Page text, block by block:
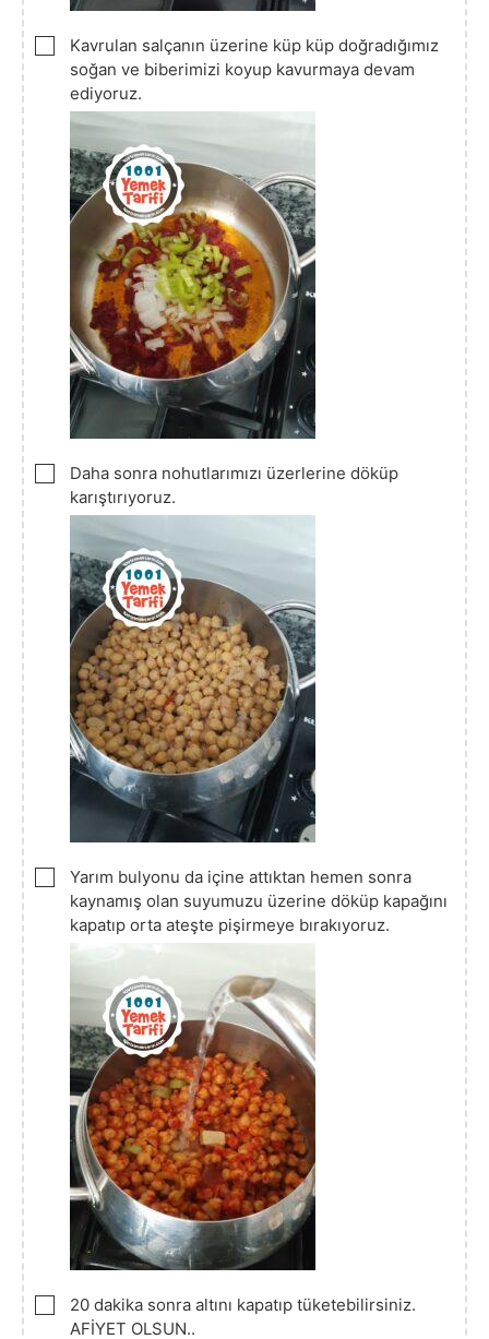
▢
Kavrulan salçanın üzerine küp küp doğradığımız
soğan ve biberimizi koyup kavurmaya devam
ediyoruz.
▢
Daha sonra nohutlarımızı üzerlerine döküp
karıştırıyoruz.
▢
Yarım bulyonu da içine attıktan hemen sonra
kaynamış olan suyumuzu üzerine döküp kapağını
kapatıp orta ateşte pişirmeye bırakıyoruz.
▢
20 dakika sonra altını kapatıp tüketebilirsiniz.
AFİYET OLSUN..